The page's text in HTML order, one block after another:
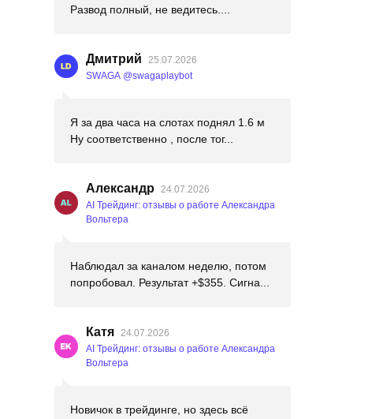
Развод полный, не ведитесь....
Дмитрий
25.07.2026
SWAGA @swagaplaybot
Я за два часа на слотах поднял 1.6 м
Ну соответственно , после тог...
Александр
24.07.2026
AI Трейдинг: отзывы о работе Александра
Вольтера
Наблюдал за каналом неделю, потом
попробовал. Результат +$355. Сигна...
Катя 24.07.2026
AI Трейдинг: отзывы о работе Александра
Вольтера
Новичок в трейдинге, но здесь всё